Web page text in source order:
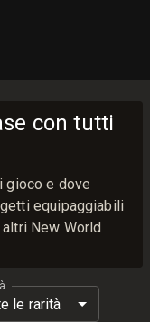
con tutti
gioco e dove
equipaggiabili
New World
le rarità